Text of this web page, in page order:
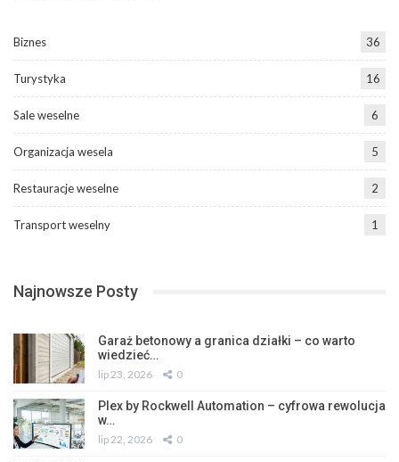
Biznes 36
Turystyka 16
Sale weselne 6
Organizacja wesela 5
Restauracje weselne 2
Transport weselny 1
Najnowsze Posty
Garaż betonowy a granica działki – co warto
wiedzieć…
lip 23, 2026 0
Plex by Rockwell Automation – cyfrowa rewolucja
w…
lip 22, 2026 0